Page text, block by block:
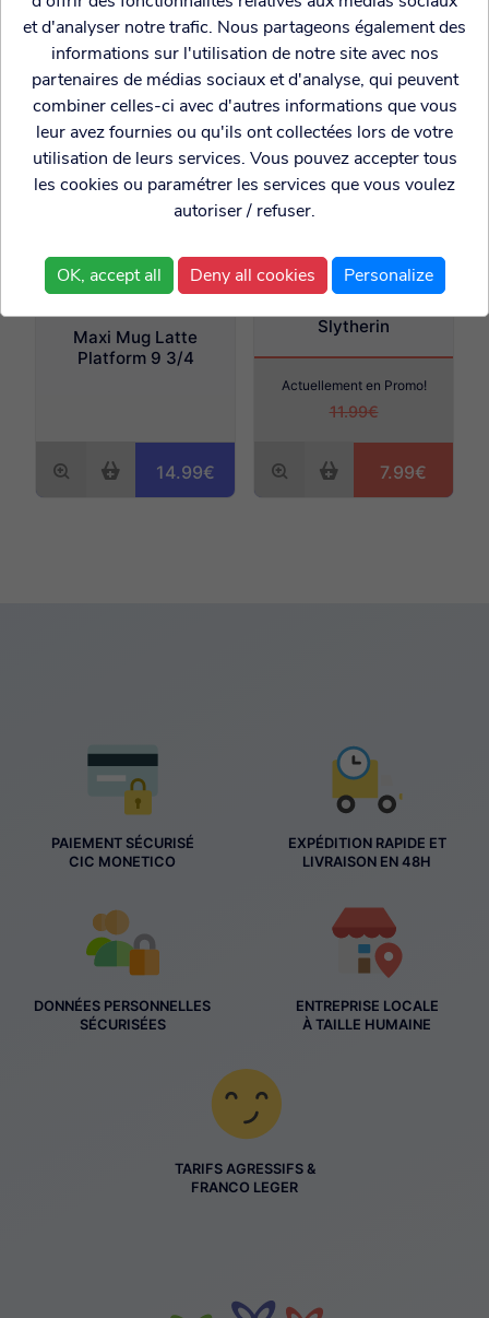
7.99€ 14.99€
Maxi Mug Latte
Platform 9 3/4
14.99€
Mug de voyage
Slytherin
Actuellement en Promo!
11.99€
7.99€
PAIEMENT SÉCURISÉ
CIC MONETICO
EXPÉDITION RAPIDE ET
LIVRAISON EN 48H
DONNÉES PERSONNELLES
SÉCURISÉES
ENTREPRISE LOCALE
À TAILLE HUMAINE
TARIFS AGRESSIFS &
FRANCO LEGER
et d'analyser notre trafic. Nous partageons également des
informations sur l'utilisation de notre site avec nos
partenaires de médias sociaux et d'analyse, qui peuvent
combiner celles-ci avec d'autres informations que vous
leur avez fournies ou qu'ils ont collectées lors de votre
utilisation de leurs services. Vous pouvez accepter tous
les cookies ou paramétrer les services que vous voulez
autoriser / refuser.
OK, accept all Deny all cookies Personalize